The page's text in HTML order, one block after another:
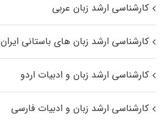
کارشناسی ارشد زبان عربی
کارشناسی ارشد زبان‌ های باستانی ایران
کارشناسی ارشد زبان و ادبیات اردو
کارشناسی ارشد زبان و ادبیات فارسی